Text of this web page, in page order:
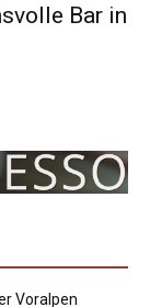
Bar in
Voralpen